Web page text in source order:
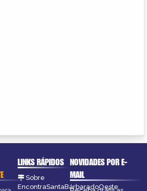
LINKS RÁPIDOS
Sobre
EncontraSantaBárbaradoOeste
NOVIDADES POR E-
MAIL